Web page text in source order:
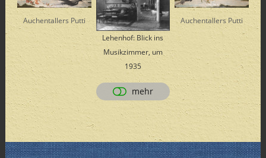
Auchentallers Putti
Auchentallers Putti
Lehenhof: Blick ins
Musikzimmer, um
1935
mehr